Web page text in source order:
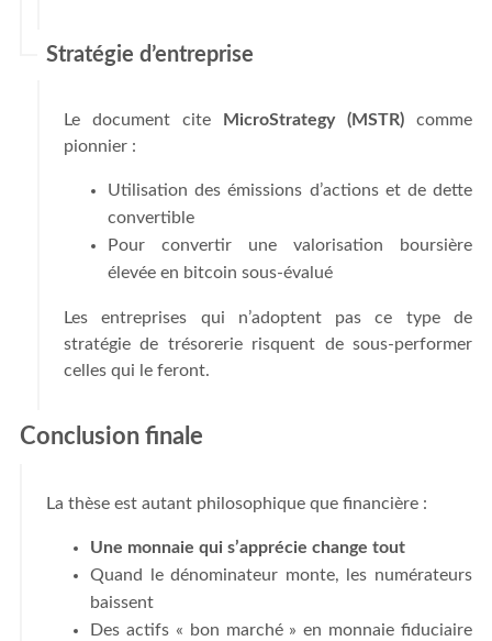
Stratégie d’entreprise
Le document cite MicroStrategy (MSTR) comme
pionnier :
Utilisation des émissions d’actions et de dette
convertible
Pour convertir une valorisation boursière
élevée en bitcoin sous-évalué
Les entreprises qui n’adoptent pas ce type de
stratégie de trésorerie risquent de sous-performer
celles qui le feront.
Conclusion finale
La thèse est autant philosophique que financière :
Une monnaie qui s’apprécie change tout
Quand le dénominateur monte, les numérateurs
baissent
Des actifs « bon marché » en monnaie fiduciaire